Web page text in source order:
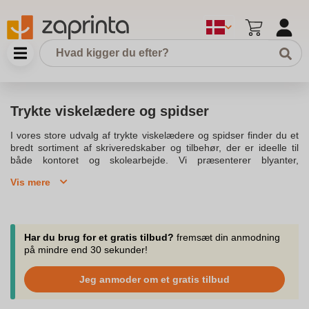
Trykte viskelædere og spidser
I vores store udvalg af trykte viskelædere og spidser finder du et
bredt sortiment af skriveredskaber og tilbehør, der er ideelle til
både kontoret og skolearbejde. Vi præsenterer blyanter,
få trykt dit logo eller reklamebudskab. Vores produkter er lavet af
typer og spidser, hvilket gør det nemt at lave tynde streger og
skitser på store flader. Stiftblyanterne kommer med gummigreb
for bedre ergonomisk funktionalitet, mens vores viskelædere og
opmærksomhed. Se vores mest populære modeller, hvor du kan
få trykt jeres firmalogo. Blyanter kan opbevares i penalhuset,
hvilket gør dem til det perfekte valg til daglig brug og som
Vis mere
Har du brug for et gratis tilbud? fremsæt din anmodning
på mindre end 30 sekunder!
Jeg anmoder om et gratis tilbud